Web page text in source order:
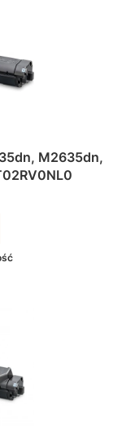
M2635dn,